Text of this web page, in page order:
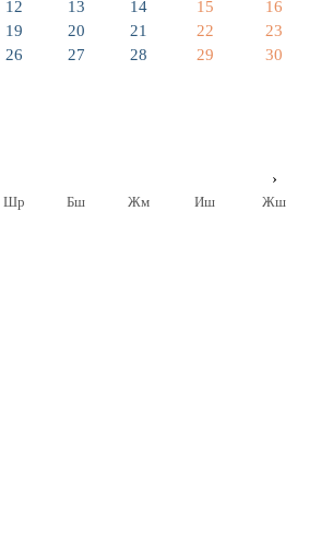
12 13 14 15
16
19 20 21 22
23
26 27 28 29
30
›
Шр Бш Жм Иш Жш